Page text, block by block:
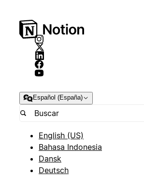
Español (España)
English (US)
Bahasa Indonesia
Dansk
Deutsch